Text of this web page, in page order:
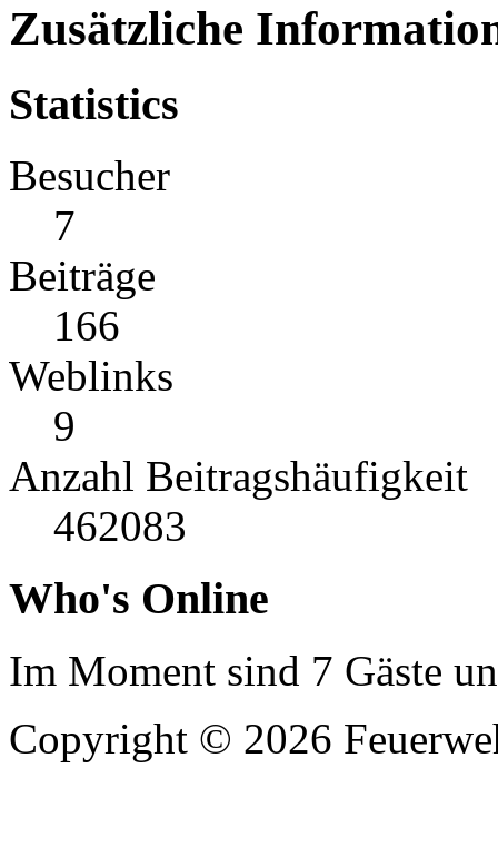
Zusätzliche
Statistics
Besucher
7
Beiträge
166
Weblinks
9
Anzahl Beitragshäufigkeit
462083
Who's Online
Im Moment sind 7 Gäste
Copyright © 2026